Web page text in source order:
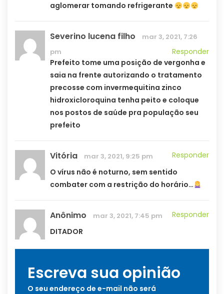
aglomerar tomando refrigerante
Severino lucena filho
mar 3, 2021, 7:26
pm
Responder
Prefeito tome uma posição de vergonha e
saia na frente autorizando o tratamento
precosse com invermequitina zinco
hidroxicloroquina tenha peito e coloque
nos postos de saúde pra população seu
prefeito
Vitória mar 3, 2021, 9:25 pm
Responder
O vírus não é noturno, sem sentido
combater com a restrição do horário…
Anônimo mar 3, 2021, 7:45 pm
Responder
DITADOR
Escreva sua opinião
O seu endereço de e-mail não será